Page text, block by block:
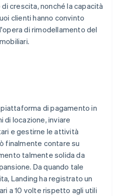
crescita, nonché la capacità
clienti hanno convinto
di rimodellamento del
di pagamento in
di locazione, inviare
e gestirne le attività
finalmente contare su
talmente solida da
Da quando tale
Landing ha registrato un
a 10 volte rispetto agli utili